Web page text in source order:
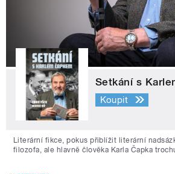
Setkání s
Koupit
Literární fikce, pokus přiblížit literární
filozofa, ale hlavně člověka Karla Čapka